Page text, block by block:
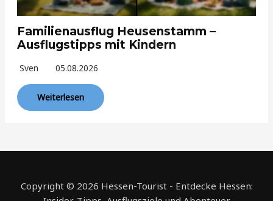
Familienausflug Heusenstamm –
Ausflugstipps mit Kindern
Sven 05.08.2026
Weiterlesen
Copyright © 2026 Hessen-Tourist - Entdecke Hessen: